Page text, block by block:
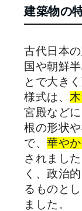
建築物の
古代日本
国や朝鮮
とで大き
様式は、
宮殿など
根の形状
で、華や
されまし
く、政治
るものと
ました。